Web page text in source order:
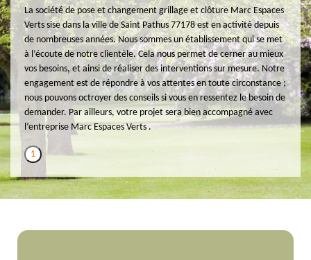
La société de pose et changement grillage et clôture Marc Espaces
Verts sise dans la ville de Saint Pathus 77178 est en activité depuis
de nombreuses années. Nous sommes un établissement qui se met
à l’écoute de notre clientèle. Cela nous permet de cerner au mieux
vos besoins, et ainsi de réaliser des interventions sur mesure. Notre
engagement est de répondre à vos attentes en toute circonstance ;
nous pouvons octroyer des conseils si vous en ressentez le besoin de
demander. Par ailleurs, votre projet sera bien accompagné avec
l’entreprise Marc Espaces Verts .
1